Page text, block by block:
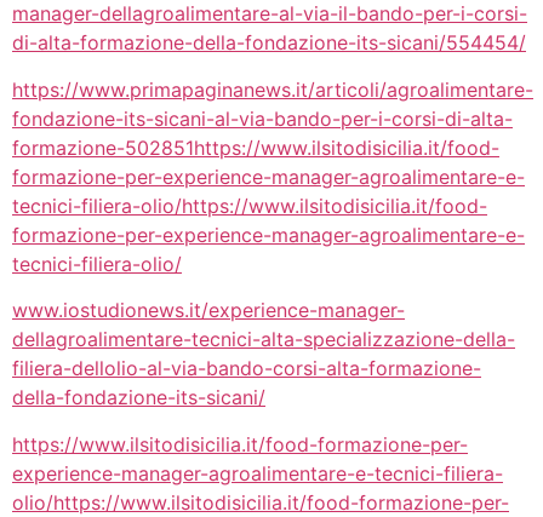
manager-dellagroalimentare-al-via-il-bando-per-i-corsi-
di-alta-formazione-della-fondazione-its-sicani/554454/
https://www.primapaginanews.it/articoli/agroalimentare-
fondazione-its-sicani-al-via-bando-per-i-corsi-di-alta-
formazione-502851https://www.ilsitodisicilia.it/food-
formazione-per-experience-manager-agroalimentare-e-
tecnici-filiera-olio/https://www.ilsitodisicilia.it/food-
formazione-per-experience-manager-agroalimentare-e-
tecnici-filiera-olio/
www.iostudionews.it/experience-manager-
dellagroalimentare-tecnici-alta-specializzazione-della-
filiera-dellolio-al-via-bando-corsi-alta-formazione-
della-fondazione-its-sicani/
https://www.ilsitodisicilia.it/food-formazione-per-
experience-manager-agroalimentare-e-tecnici-filiera-
olio/https://www.ilsitodisicilia.it/food-formazione-per-